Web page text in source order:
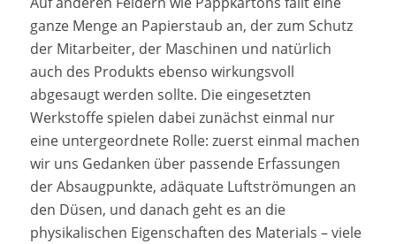
ganze Menge an Papierstaub an, der zum Schutz
der Mitarbeiter, der Maschinen und natürlich
auch des Produkts ebenso wirkungsvoll
abgesaugt werden sollte. Die eingesetzten
Werkstoffe spielen dabei zunächst einmal nur
eine untergeordnete Rolle: zuerst einmal machen
wir uns Gedanken über passende Erfassungen
der Absaugpunkte, adäquate Luftströmungen an
den Düsen, und danach geht es an die
physikalischen Eigenschaften des Materials – viele